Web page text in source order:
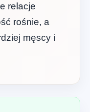
relacje
rośnie, a
męscy i